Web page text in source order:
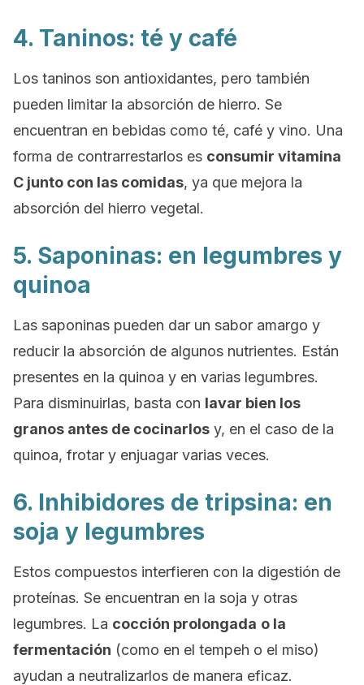
4. Taninos: té y café
Los taninos son antioxidantes, pero también
pueden limitar la absorción de hierro. Se
encuentran en bebidas como té, café y vino. Una
forma de contrarrestarlos es consumir vitamina
C junto con las comidas, ya que mejora la
absorción del hierro vegetal.
5. Saponinas: en legumbres y
quinoa
Las saponinas pueden dar un sabor amargo y
reducir la absorción de algunos nutrientes. Están
presentes en la quinoa y en varias legumbres.
Para disminuirlas, basta con lavar bien los
granos antes de cocinarlos y, en el caso de la
quinoa, frotar y enjuagar varias veces.
6. Inhibidores de tripsina: en
soja y legumbres
Estos compuestos interfieren con la digestión de
proteínas. Se encuentran en la soja y otras
legumbres. La cocción prolongada o la
fermentación (como en el tempeh o el miso)
ayudan a neutralizarlos de manera eficaz.